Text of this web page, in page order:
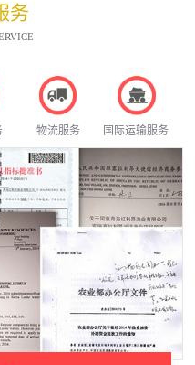
务
物流服务 国际运输服务